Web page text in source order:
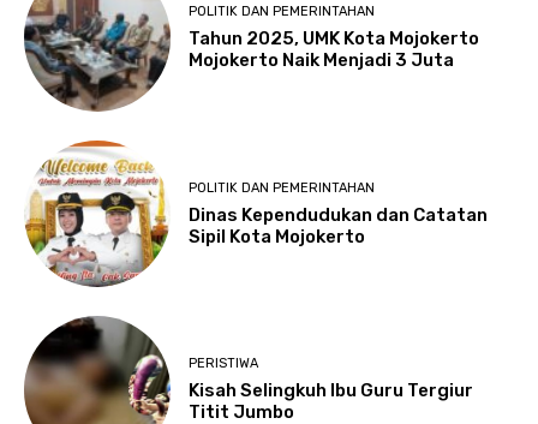
POLITIK DAN PEMERINTAHAN
Tahun 2025, UMK Kota Mojokerto
Mojokerto Naik Menjadi 3 Juta
POLITIK DAN PEMERINTAHAN
Dinas Kependudukan dan Catatan
Sipil Kota Mojokerto
PERISTIWA
Kisah Selingkuh Ibu Guru Tergiur
Titit Jumbo